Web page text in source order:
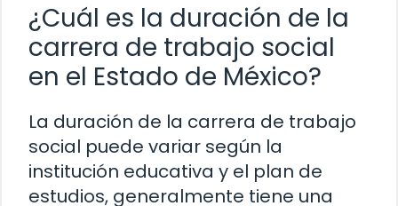
¿Cuál es la duración de la
carrera de trabajo social
en el Estado de México?
La duración de la carrera de trabajo
social puede variar según la
institución educativa y el plan de
estudios, generalmente tiene una